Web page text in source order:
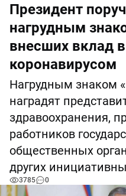
Президент
нагрудным
внесших вклад
коронавирусом
Нагрудным знаком
наградят
здравоохранения,
работников
общественных
других
3785 0